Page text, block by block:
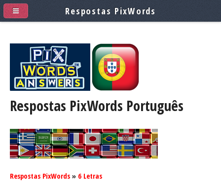
Respostas PixWords Português
Respostas PixWords » 6 Letras
Respostas PixWords